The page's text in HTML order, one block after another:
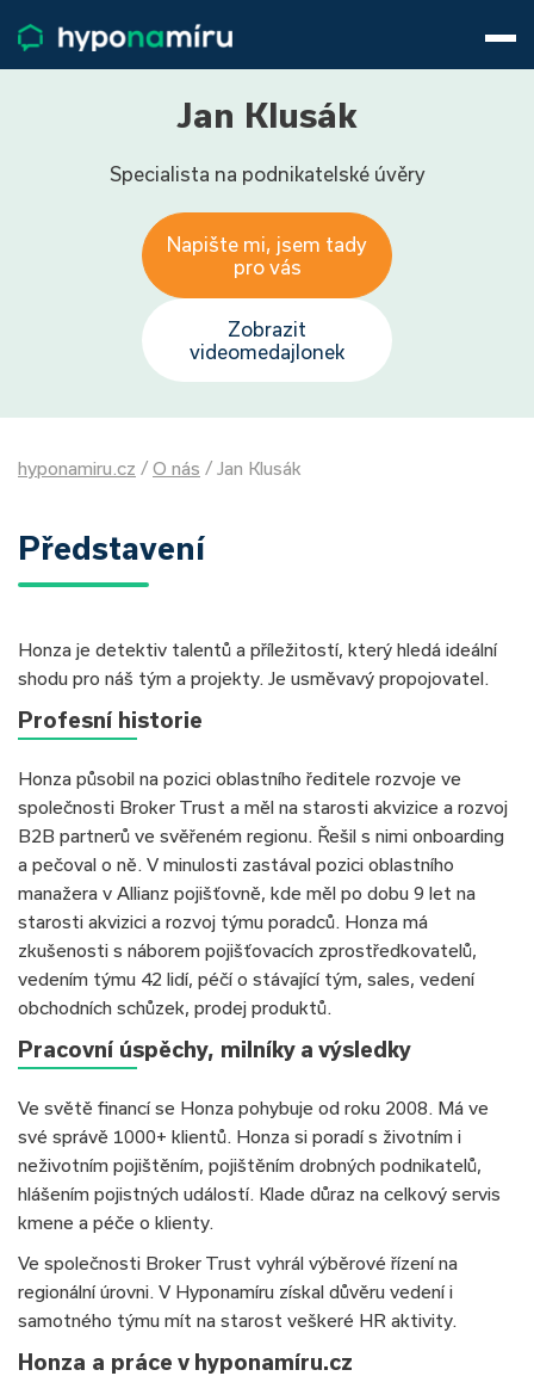
Životní pojištění
Pojištění nemovitosti
O nás
800 688 388
9−16 hod.
Přihlásit
Jan Klusák
Specialista na podnikatelské úvěry
Napište mi, jsem tady
pro vás
Zobrazit
videomedajlonek
hyponamiru.cz / O nás / Jan Klusák
Představení
Honza je detektiv talentů a příležitostí, který hledá ideální
shodu pro náš tým a projekty. Je usměvavý propojovatel.
Profesní historie
Honza působil na pozici oblastního ředitele rozvoje ve
společnosti Broker Trust a měl na starosti akvizice a rozvoj
B2B partnerů ve svěřeném regionu. Řešil s nimi onboarding
a pečoval o ně. V minulosti zastával pozici oblastního
manažera v Allianz pojišťovně, kde měl po dobu 9 let na
starosti akvizici a rozvoj týmu poradců. Honza má
zkušenosti s náborem pojišťovacích zprostředkovatelů,
vedením týmu 42 lidí, péčí o stávající tým, sales, vedení
obchodních schůzek, prodej produktů.
Pracovní úspěchy, milníky a výsledky
Ve světě financí se Honza pohybuje od roku 2008. Má ve
své správě 1000+ klientů. Honza si poradí s životním i
neživotním pojištěním, pojištěním drobných podnikatelů,
hlášením pojistných událostí. Klade důraz na celkový servis
kmene a péče o klienty.
Ve společnosti Broker Trust vyhrál výběrové řízení na
regionální úrovni. V Hyponamíru získal důvěru vedení i
samotného týmu mít na starost veškeré HR aktivity.
Honza a práce v hyponamíru.cz